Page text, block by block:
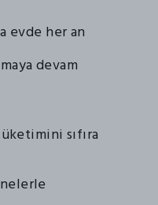
evde her an
devam
sıfıra